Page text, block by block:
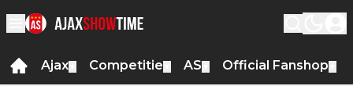
Ajax Competitie AS Official Fanshop